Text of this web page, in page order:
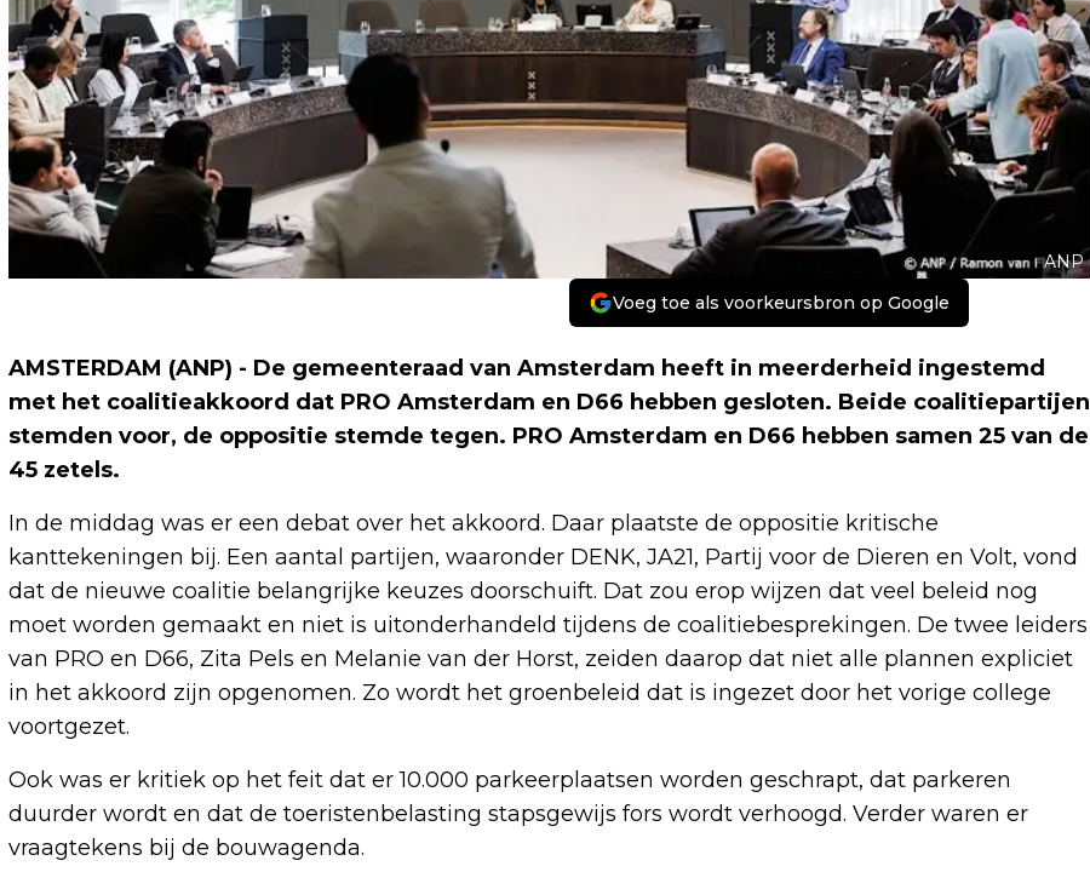
ANP
Voeg toe als voorkeursbron op Google
AMSTERDAM (ANP) - De gemeenteraad van Amsterdam heeft in meerderheid ingestemd
met het coalitieakkoord dat PRO Amsterdam en D66 hebben gesloten. Beide coalitiepartijen
stemden voor, de oppositie stemde tegen. PRO Amsterdam en D66 hebben samen 25 van de
45 zetels.
In de middag was er een debat over het akkoord. Daar plaatste de oppositie kritische
kanttekeningen bij. Een aantal partijen, waaronder DENK, JA21, Partij voor de Dieren en Volt, vond
dat de nieuwe coalitie belangrijke keuzes doorschuift. Dat zou erop wijzen dat veel beleid nog
moet worden gemaakt en niet is uitonderhandeld tijdens de coalitiebesprekingen. De twee leiders
van PRO en D66, Zita Pels en Melanie van der Horst, zeiden daarop dat niet alle plannen expliciet
in het akkoord zijn opgenomen. Zo wordt het groenbeleid dat is ingezet door het vorige college
voortgezet.
Ook was er kritiek op het feit dat er 10.000 parkeerplaatsen worden geschrapt, dat parkeren
duurder wordt en dat de toeristenbelasting stapsgewijs fors wordt verhoogd. Verder waren er
vraagtekens bij de bouwagenda.